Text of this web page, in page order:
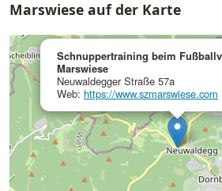
Marswiese auf der Karte
Schnuppertraining beim
Marswiese
Neuwaldegger Straße 57a
Web: https://www.szmarswiese.com